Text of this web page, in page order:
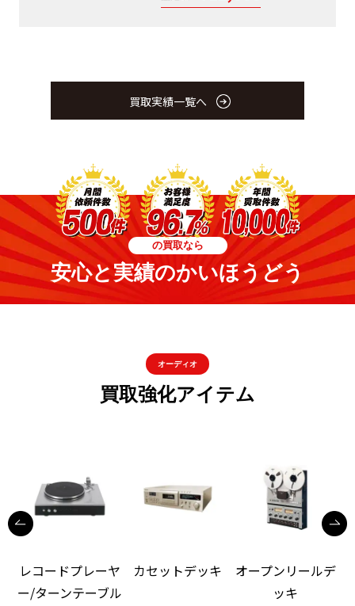
買取実績一覧へ
の買取なら
安心と実績のかいほうどう
オーディオ
買取強化アイテム
レコードプレーヤ
ー/ターンテーブル
カセットデッキ
オープンリールデ
ッキ